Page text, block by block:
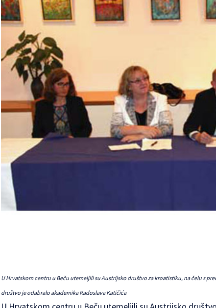
U Hrvatskom centru u Beču utemeljili su Austrijsko društvo za kroatistiku, na čelu s
društvo je odabralo akademika Radoslava Katičića